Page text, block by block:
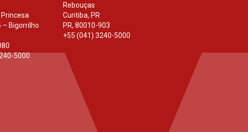
– Bigorrilho
5000
Rebouças
Curitiba, PR
PR, 80010-903
+55 (041) 3240-5000